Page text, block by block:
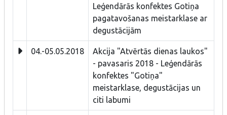
Leģendārās konfektes Gotiņa
pagatavošanas meistarklase ar
degustācijām
04.-05.05.2018
Akcija "Atvērtās dienas laukos"
- pavasaris 2018 - Leģendārās
konfektes "Gotiņa"
meistarklase, degustācijas un
citi labumi